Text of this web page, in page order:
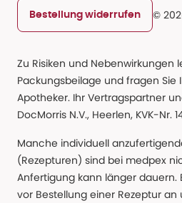
Bestellung widerrufen ©
Zu Risiken und Nebenwirkungen
Packungsbeilage und fragen Sie
Apotheker. Ihr Vertragspartner
DocMorris N.V., Heerlen, KVK-Nr.
Manche individuell
(Rezepturen) sind bei medpex
Anfertigung kann länger dauern.
vor Bestellung einer Rezeptur